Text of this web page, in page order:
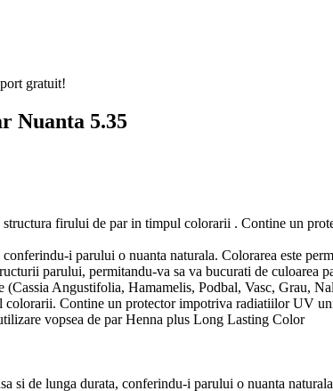
gratuit!
Nuanta 5.35
firului de par in timpul colorarii . Contine un
i parului o nuanta naturala. Colorarea este
parului, permitandu-va sa va bucurati de culoarea
Angustifolia, Hamamelis, Podbal, Vasc, Grau,
Contine un protector impotriva radiatiilor UV
vopsea de par Henna plus Long Lasting Color
si de lunga durata, conferindu-i parului o nuanta